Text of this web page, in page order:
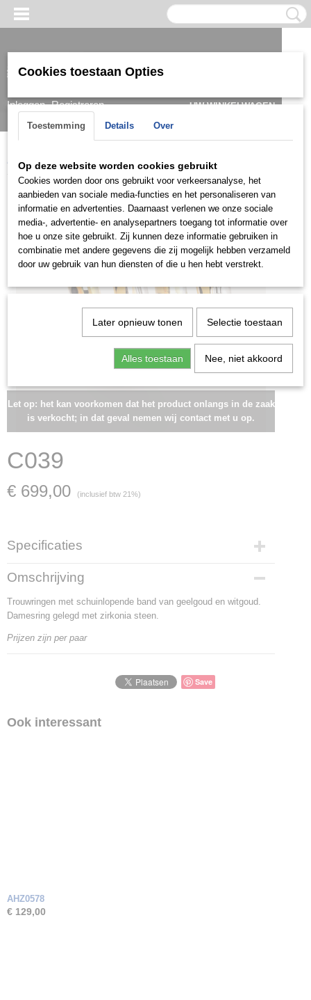
Inloggen Registreren
UW WINKELWAGEN
Home > > Trouwringen / Wedding CK collectie
Let op: het kan voorkomen dat het product onlangs in de zaak
is verkocht; in dat geval nemen wij contact met u op.
C039
€ 699,00 (inclusief btw 21%)
Specificaties
Artikelnummer
C039
Materiaal
witgoud en geelgoud
Goud Karaat
14 Karaat
Omschrijving
Trouwringen met schuinlopende band van geelgoud en witgoud.
Damesring gelegd met zirkonia steen.
Prijzen zijn per paar
Save
Ook interessant
AHZ0578
€ 129,00
Cookies toestaan Opties
Toestemming Details Over
Op deze website worden cookies gebruikt
Cookies worden door ons gebruikt voor verkeersanalyse, het
aanbieden van sociale media-functies en het personaliseren van
informatie en advertenties. Daarnaast verlenen we onze sociale
media-, advertentie- en analysepartners toegang tot informatie over
hoe u onze site gebruikt. Zij kunnen deze informatie gebruiken in
combinatie met andere gegevens die zij mogelijk hebben verzameld
door uw gebruik van hun diensten of die u hen hebt verstrekt.
Later opnieuw tonen Selectie toestaan
Alles toestaan Nee, niet akkoord